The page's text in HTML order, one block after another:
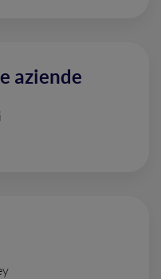
aziende